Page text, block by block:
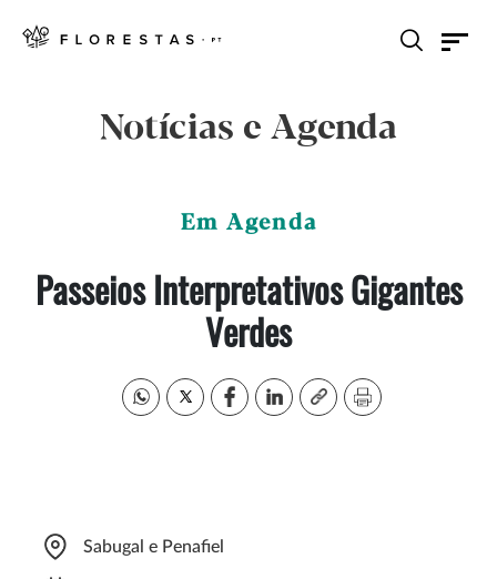
Notícias e Agenda
Em Agenda
Passeios Interpretativos Gigantes
Verdes
Sabugal e Penafiel